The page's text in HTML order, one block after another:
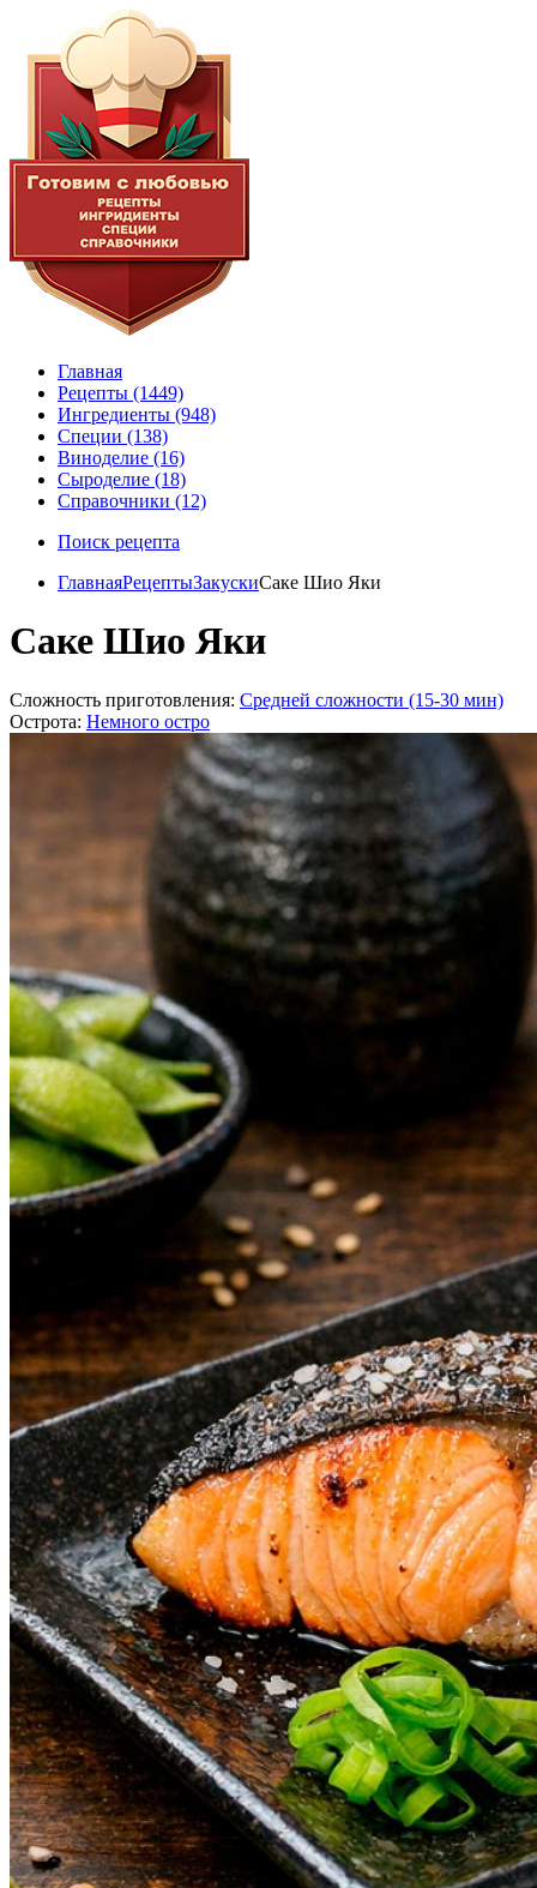
Главная
Рецепты (1449)
Ингредиенты (948)
Специи (138)
Виноделие (16)
Сыроделие (18)
Справочники (12)
Поиск рецепта
ГлавнаяРецептыЗакускиCаке Шио Яки
Cаке Шио Яки
Сложность приготовления: Средней сложности (15-30 мин)
Острота: Немного остро